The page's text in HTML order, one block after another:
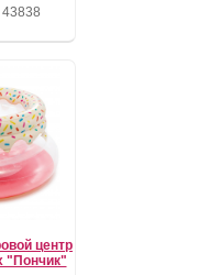
43838
центр
"Пончик"